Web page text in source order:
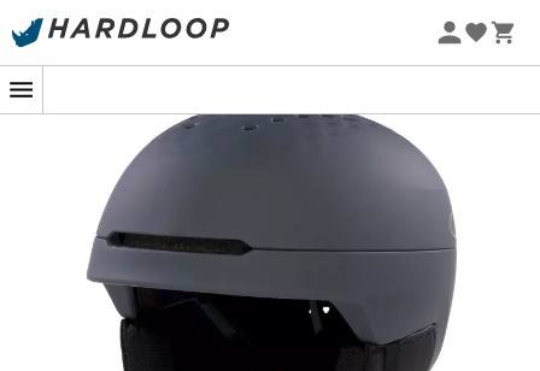
Sommarerbjudanden 🔥 -5 % EXTRA vid köp av 2 produkter*
Föreställ dig själv på de snötäckta topparna, redo att
susa nerför backarna med självförtroende. I denna
majestätiska miljö är din säkerhet av yttersta vikt. Det är
Oakley Mod 3 skidhjälm
är det oumbärliga
tillbehöret för alla skid- och snowboardentusiaster.
skidhjälm har designats med ett
BOA®-
stängningssystem
för att erbjuda dig optimal skydd
medan det avtagbara fodret och kuddarna garanterar